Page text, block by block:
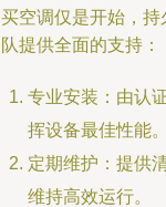
空调仅是开始，
提供全面的支持：
专业安装：由认
挥设备最佳性能。
定期维护：提供
维持高效运行。